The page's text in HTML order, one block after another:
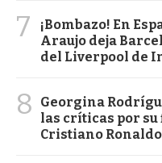
7
¡Bombazo! En
Araujo deja
del Liverpool de
8
Georgina
las críticas por su
Cristiano Ronaldo